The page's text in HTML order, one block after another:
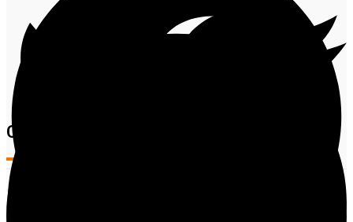
Comentários